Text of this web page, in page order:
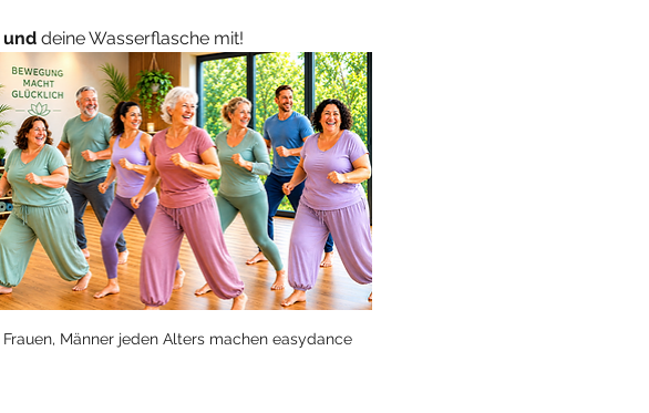
und deine Wasserflasche mit!
Frauen, Männer jeden Alters machen easydance